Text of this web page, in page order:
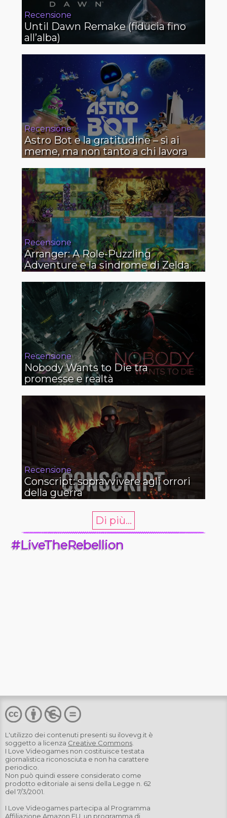
Recensione
Until Dawn Remake (fiducia fino
all’alba)
Recensione
Astro Bot e la gratitudine – sì ai
meme, ma non tanto a chi lavora
Recensione
Arranger: A Role-Puzzling
Adventure e la sindrome di Zelda
Recensione
Nobody Wants to Die tra
promesse e realtà
Recensione
Conscript: sopravvivere agli orrori
della guerra
Di più...
#LiveTheRebellion
L'utilizzo dei contenuti presenti su ilovevg.it è
soggetto a licenza Creative Commons.
I Love Videogames non costituisce testata
giornalistica riconosciuta e non ha carattere
periodico.
Non può quindi essere considerato come
prodotto editoriale ai sensi della Legge n. 62
del 7/3/2001.
I Love Videogames partecipa al Programma
Affiliazione Amazon EU, un programma di